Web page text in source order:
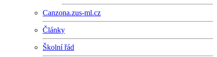
Canzona.zus-ml.cz
Články
Školní řád